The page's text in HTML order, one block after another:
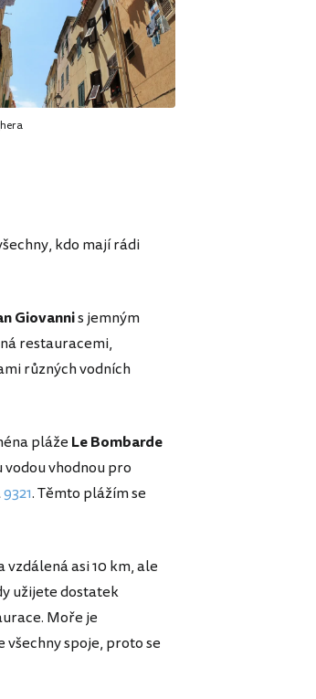
kdo mají rádi
Giovannis jemným
restauracemi,
různých vodních
pláže Le Bombarde
vhodnou pro
9321. Těmto plážím se
vzdálená asi 10 km, ale
užijete dostatek
Moře je
všechny spoje, proto se